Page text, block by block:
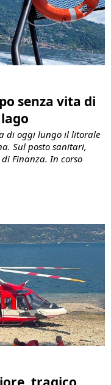
senza vita di
di oggi lungo il litorale
Sul posto sanitari,
Finanza. In corso